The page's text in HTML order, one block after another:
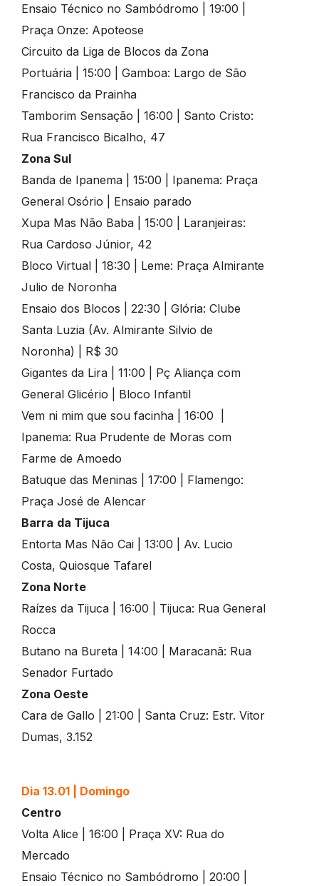
Ensaio Técnico no Sambódromo | 19:00 |
Praça Onze: Apoteose
Circuito da Liga de Blocos da Zona
Portuária | 15:00 | Gamboa: Largo de São
Francisco da Prainha
Tamborim Sensação | 16:00 | Santo Cristo:
Rua Francisco Bicalho, 47
Zona Sul
Banda de Ipanema | 15:00 | Ipanema: Praça
General Osório | Ensaio parado
Xupa Mas Não Baba | 15:00 | Laranjeiras:
Rua Cardoso Júnior, 42
Bloco Virtual | 18:30 | Leme: Praça Almirante
Julio de Noronha
Ensaio dos Blocos | 22:30 | Glória: Clube
Santa Luzia (Av. Almirante Silvio de
Noronha) | R$ 30
Gigantes da Lira | 11:00 | Pç Aliança com
General Glicério | Bloco Infantil
Vem ni mim que sou facinha | 16:00 |
Ipanema: Rua Prudente de Moras com
Farme de Amoedo
Batuque das Meninas | 17:00 | Flamengo:
Praça José de Alencar
Barra da Tijuca
Entorta Mas Não Cai | 13:00 | Av. Lucio
Costa, Quiosque Tafarel
Zona Norte
Raízes da Tijuca | 16:00 | Tijuca: Rua General
Rocca
Butano na Bureta | 14:00 | Maracanã: Rua
Senador Furtado
Zona Oeste
Cara de Gallo | 21:00 | Santa Cruz: Estr. Vitor
Dumas, 3.152
Dia 13.01 | Domingo
Centro
Volta Alice | 16:00 | Praça XV: Rua do
Mercado
Ensaio Técnico no Sambódromo | 20:00 |